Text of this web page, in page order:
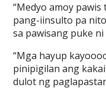
“Medyo amoy pawis
pang-iinsulto pa
sa pawisang puke ni
“Mga hayup
pinipigilan ang
dulot ng